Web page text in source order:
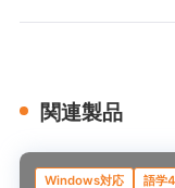
関連製品
Windows対応 語学